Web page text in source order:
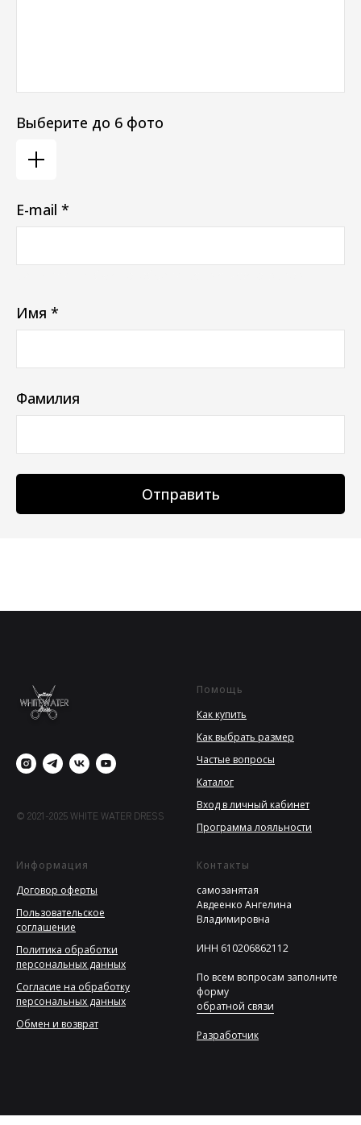
Выберите до 6 фото
E-mail *
Имя *
Фамилия
Отправить
© 2021-2025 WHITE WATER DRESS
Помощь
Как купить
Как выбрать размер
Частые вопросы
Каталог
Вход в личный кабинет
Программа лояльности
Информация
Договор оферты
Пользовательское
соглашение
Политика обработки
персональных данных
Согласие на обработку
персональных данных
Обмен и возврат
Контакты
самозанятая
Авдеенко Ангелина
Владимировна
ИНН 610206862112
По всем вопросам заполните
форму
обратной связи
Разработчик